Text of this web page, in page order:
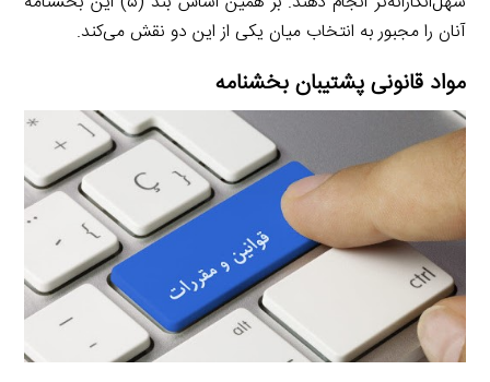
آنان را مجبور به انتخاب میان یکی از این دو نقش می‌کند.
مواد قانونی پشتیبان بخشنامه